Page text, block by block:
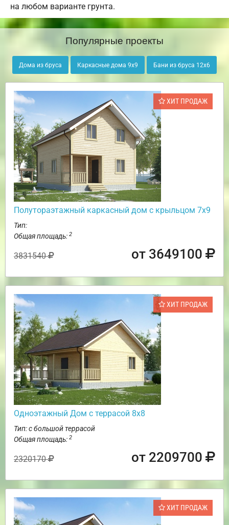
на любом варианте грунта.
Популярные проекты
Дома из бруса Каркасные дома 9х9 Бани из бруса 12х6
ХИТ ПРОДАЖ
Полутораэтажный каркасный дом с крыльцом 7х9
Тип:
Общая площадь: 2
3831540 от 3649100
ХИТ ПРОДАЖ
Одноэтажный Дом с террасой 8х8
Тип: с большой террасой
Общая площадь: 2
2320170 от 2209700
ХИТ ПРОДАЖ